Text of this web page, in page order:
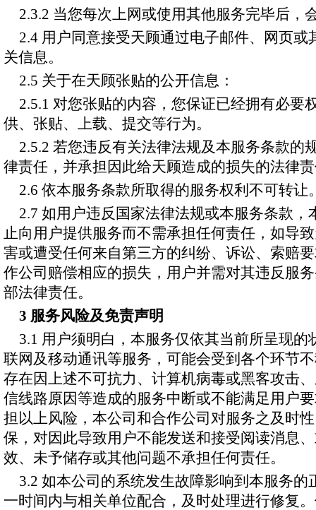
2.3.2 当您每次上网或使用其他服务完毕后，
2.4 用户同意接受天顾通过电子邮件、网页
关信息。
2.5 关于在天顾张贴的公开信息：
2.5.1 对您张贴的内容，您保证已经拥有必要
供、张贴、上载、提交等行为。
2.5.2 若您违反有关法律法规及本服务条款的
律责任，并承担因此给天顾造成的损失的法律
2.6 依本服务条款所取得的服务权利不可转让
2.7 如用户违反国家法律法规或本服务条款
止向用户提供服务而不需承担任何责任，如导
害或遭受任何来自第三方的纠纷、诉讼、索赔
作公司赔偿相应的损失，用户并需对其违反服
部法律责任。
3 服务风险及免责声明
3.1 用户须明白，本服务仅依其当前所呈现
联网及移动通讯等服务，可能会受到各个环节
存在因上述不可抗力、计算机病毒或黑客攻击
信线路原因等造成的服务中断或不能满足用户
担以上风险，本公司和合作公司对服务之及时
保，对因此导致用户不能发送和接受阅读消息
效、未予储存或其他问题不承担任何责任。
3.2 如本公司的系统发生故障影响到本服务
一时间内与相关单位配合，及时处理进行修复